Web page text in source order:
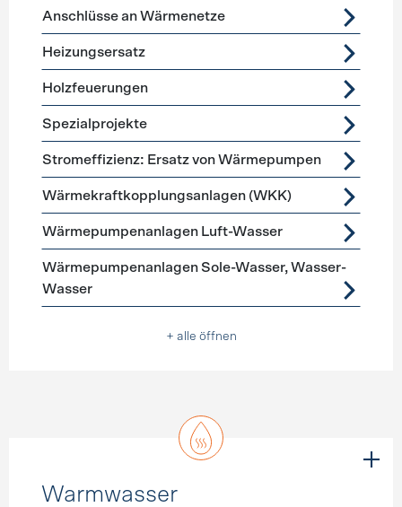
Förderprogramme
Anschlüsse an Wärmenetze
Heizungsersatz
Holzfeuerungen
Spezialprojekte
Stromeffizienz: Ersatz von Wärmepumpen
Wärmekraftkopplungsanlagen (WKK)
Wärmepumpenanlagen Luft-Wasser
Wärmepumpenanlagen Sole-Wasser, Wasser-
Wasser
+ alle öffnen
Warmwasser